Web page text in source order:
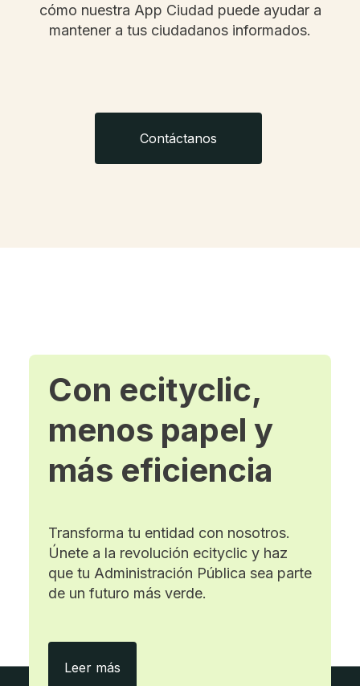
cómo nuestra App Ciudad puede ayudar a
mantener a tus ciudadanos informados.
Contáctanos
Con ecityclic,
menos papel y
más eficiencia
Transforma tu entidad con nosotros.
Únete a la revolución ecityclic y haz
que tu Administración Pública sea parte
de un futuro más verde.
Leer más Con ecityclic, menos papel y más